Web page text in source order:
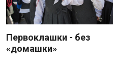
Первоклашки - без
«домашки»